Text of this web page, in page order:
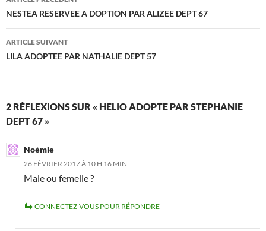
des
articles
NESTEA RESERVEE A DOPTION PAR ALIZEE DEPT 67
ARTICLE SUIVANT
LILA ADOPTEE PAR NATHALIE DEPT 57
2 RÉFLEXIONS SUR « HELIO ADOPTE PAR STEPHANIE
DEPT 67 »
Noémie
26 FÉVRIER 2017 À 10 H 16 MIN
Male ou femelle ?
CONNECTEZ-VOUS POUR RÉPONDRE